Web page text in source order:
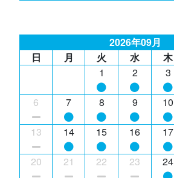
2026年09月
日
月 火 水 木
1
2 3
6 7 8 9 10
13 14 15 16 17
20 21 22 23 24